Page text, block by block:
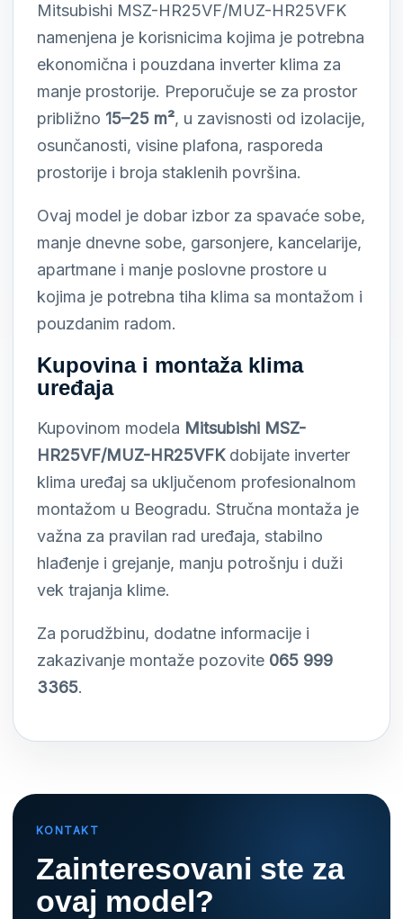
Mitsubishi MSZ-HR25VF/MUZ-HR25VFK
namenjena je korisnicima kojima je potrebna
ekonomična i pouzdana inverter klima za
manje prostorije. Preporučuje se za prostor
približno 15–25 m², u zavisnosti od izolacije,
osunčanosti, visine plafona, rasporeda
prostorije i broja staklenih površina.
Ovaj model je dobar izbor za spavaće sobe,
manje dnevne sobe, garsonjere, kancelarije,
apartmane i manje poslovne prostore u
kojima je potrebna tiha klima sa montažom i
pouzdanim radom.
Kupovina i montaža klima
uređaja
Kupovinom modela Mitsubishi MSZ-
HR25VF/MUZ-HR25VFKdobijate inverter
klima uređaj sa uključenom profesionalnom
montažom u Beogradu. Stručna montaža je
važna za pravilan rad uređaja, stabilno
hlađenje i grejanje, manju potrošnju i duži
vek trajanja klime.
Za porudžbinu, dodatne informacije i
zakazivanje montaže pozovite 065 999
3365.
KONTAKT
Zainteresovani ste za
ovaj model?